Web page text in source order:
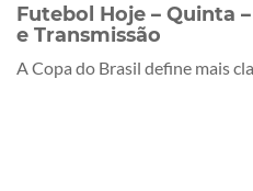
Futebol Hoje – Quinta
e Transmissão
A Copa do Brasil define mais